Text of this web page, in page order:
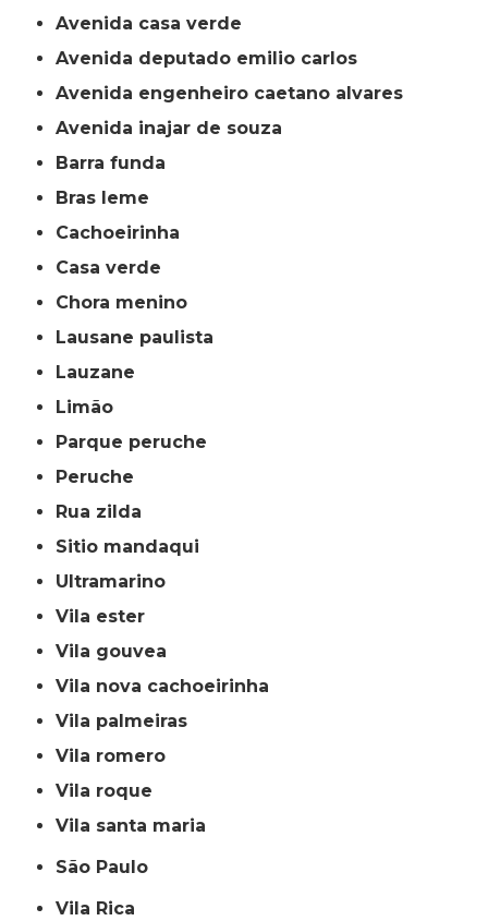
avenida casa verde
avenida deputado emilio carlos
avenida engenheiro caetano alvares
avenida inajar de souza
barra funda
bras leme
cachoeirinha
casa verde
chora menino
lausane paulista
lauzane
limão
parque peruche
peruche
rua zilda
sitio mandaqui
ultramarino
vila ester
vila gouvea
vila nova cachoeirinha
vila palmeiras
vila romero
vila roque
vila santa maria
São Paulo
Vila Rica